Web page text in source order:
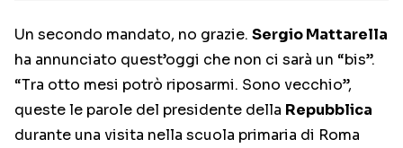
Un secondo mandato, no grazie. Sergio Mattarella
ha annunciato quest’oggi che non ci sarà un “bis”.
“Tra otto mesi potrò riposarmi. Sono vecchio”,
queste le parole del presidente della Repubblica
durante una visita nella scuola primaria di Roma